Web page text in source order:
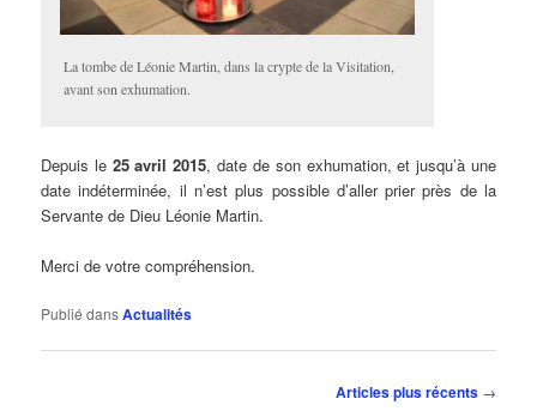
La tombe de Léonie Martin, dans la crypte de la Visitation,
avant son exhumation.
Depuis le 25 avril 2015, date de son exhumation, et jusqu’à une
date indéterminée, il n’est plus possible d’aller prier près de la
Servante de Dieu Léonie Martin.
Merci de votre compréhension.
Publié dansActualités
Articles plus récents →